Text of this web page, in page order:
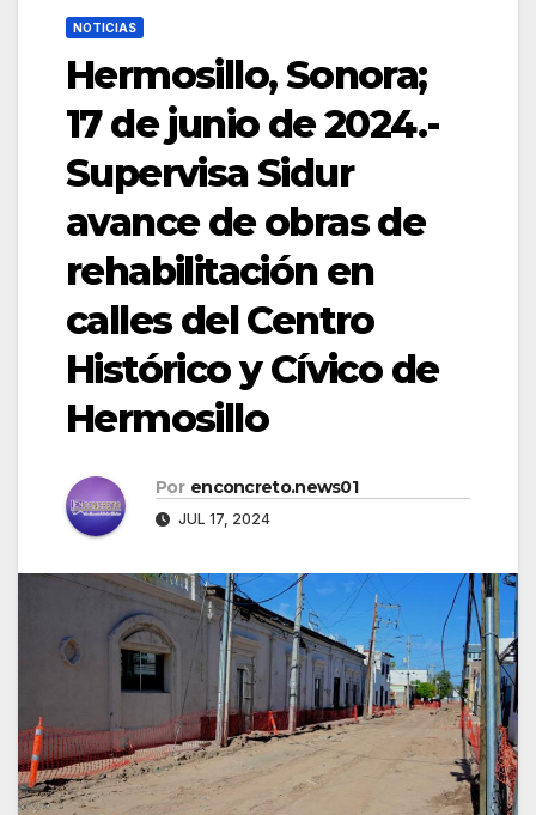
NOTICIAS
Hermosillo, Sonora;
17 de junio de 2024.-
Supervisa Sidur
avance de obras de
rehabilitación en
calles del Centro
Histórico y Cívico de
Hermosillo
Por enconcreto.news01
JUL 17, 2024